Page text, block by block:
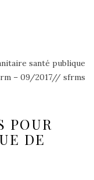
santé publique
– 09/2017// sfrms
POUR
DE